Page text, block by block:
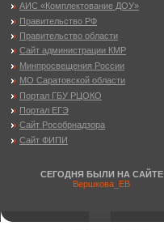
АИС «Комплектование ДОУ»
Правительство РФ
Правительство области
Сайт администрации КМР
Минпросвещения России
МО Саратовской области
Портал ГБУ РЦОКО
Портал ЕГЭ
Сайт Рособрнадзора
Сайт ФИПИ
СЕГОДНЯ БЫЛИ НА САЙТЕ
Вершкова_ЕВ